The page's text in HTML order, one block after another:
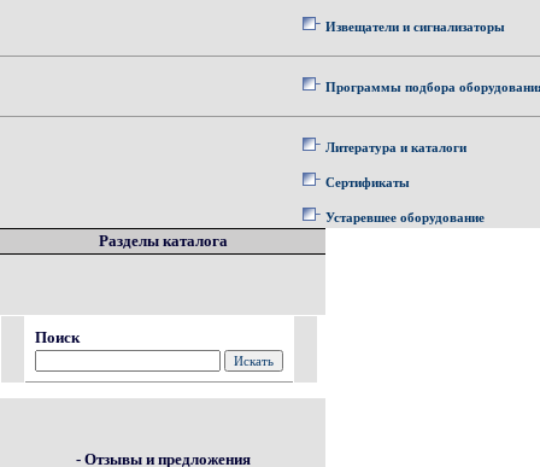
Извещатели и сигнализаторы
Программы подбора
Литература и каталоги
Сертификаты
Устаревшее оборудование
Разделы каталога
Поиск
- Отзывы и предложения